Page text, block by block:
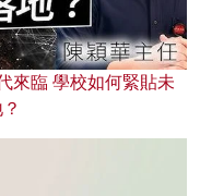
來臨 學校如何緊貼未